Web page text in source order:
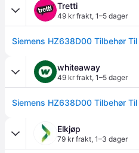
Tretti
49 kr frakt, 1–5 dager
whiteaway
49 kr frakt, 1–5 dager
Elkjøp
79 kr frakt, 1–3 dager